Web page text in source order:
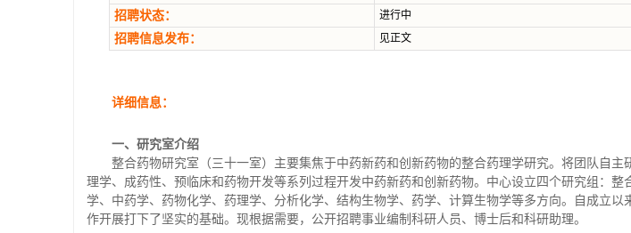
招聘状态： 进行中
招聘信息发布： 见正文
详细信息：
一、研究室介绍
整合药物研究室（三十一室）主要集焦于中药新药和创新药物的整合药理学研究。将团队自
理学、成药性、预临床和药物开发等系列过程开发中药新药和创新药物。中心设立四个研究组：
学、中药学、药物化学、药理学、分析化学、结构生物学、药学、计算生物学等多方向。自成立
作开展打下了坚实的基础。现根据需要，公开招聘事业编制科研人员、博士后和科研助理。